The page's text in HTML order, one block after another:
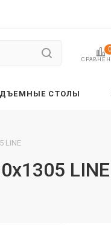
0
СТОЛЫ
LINE
LINE